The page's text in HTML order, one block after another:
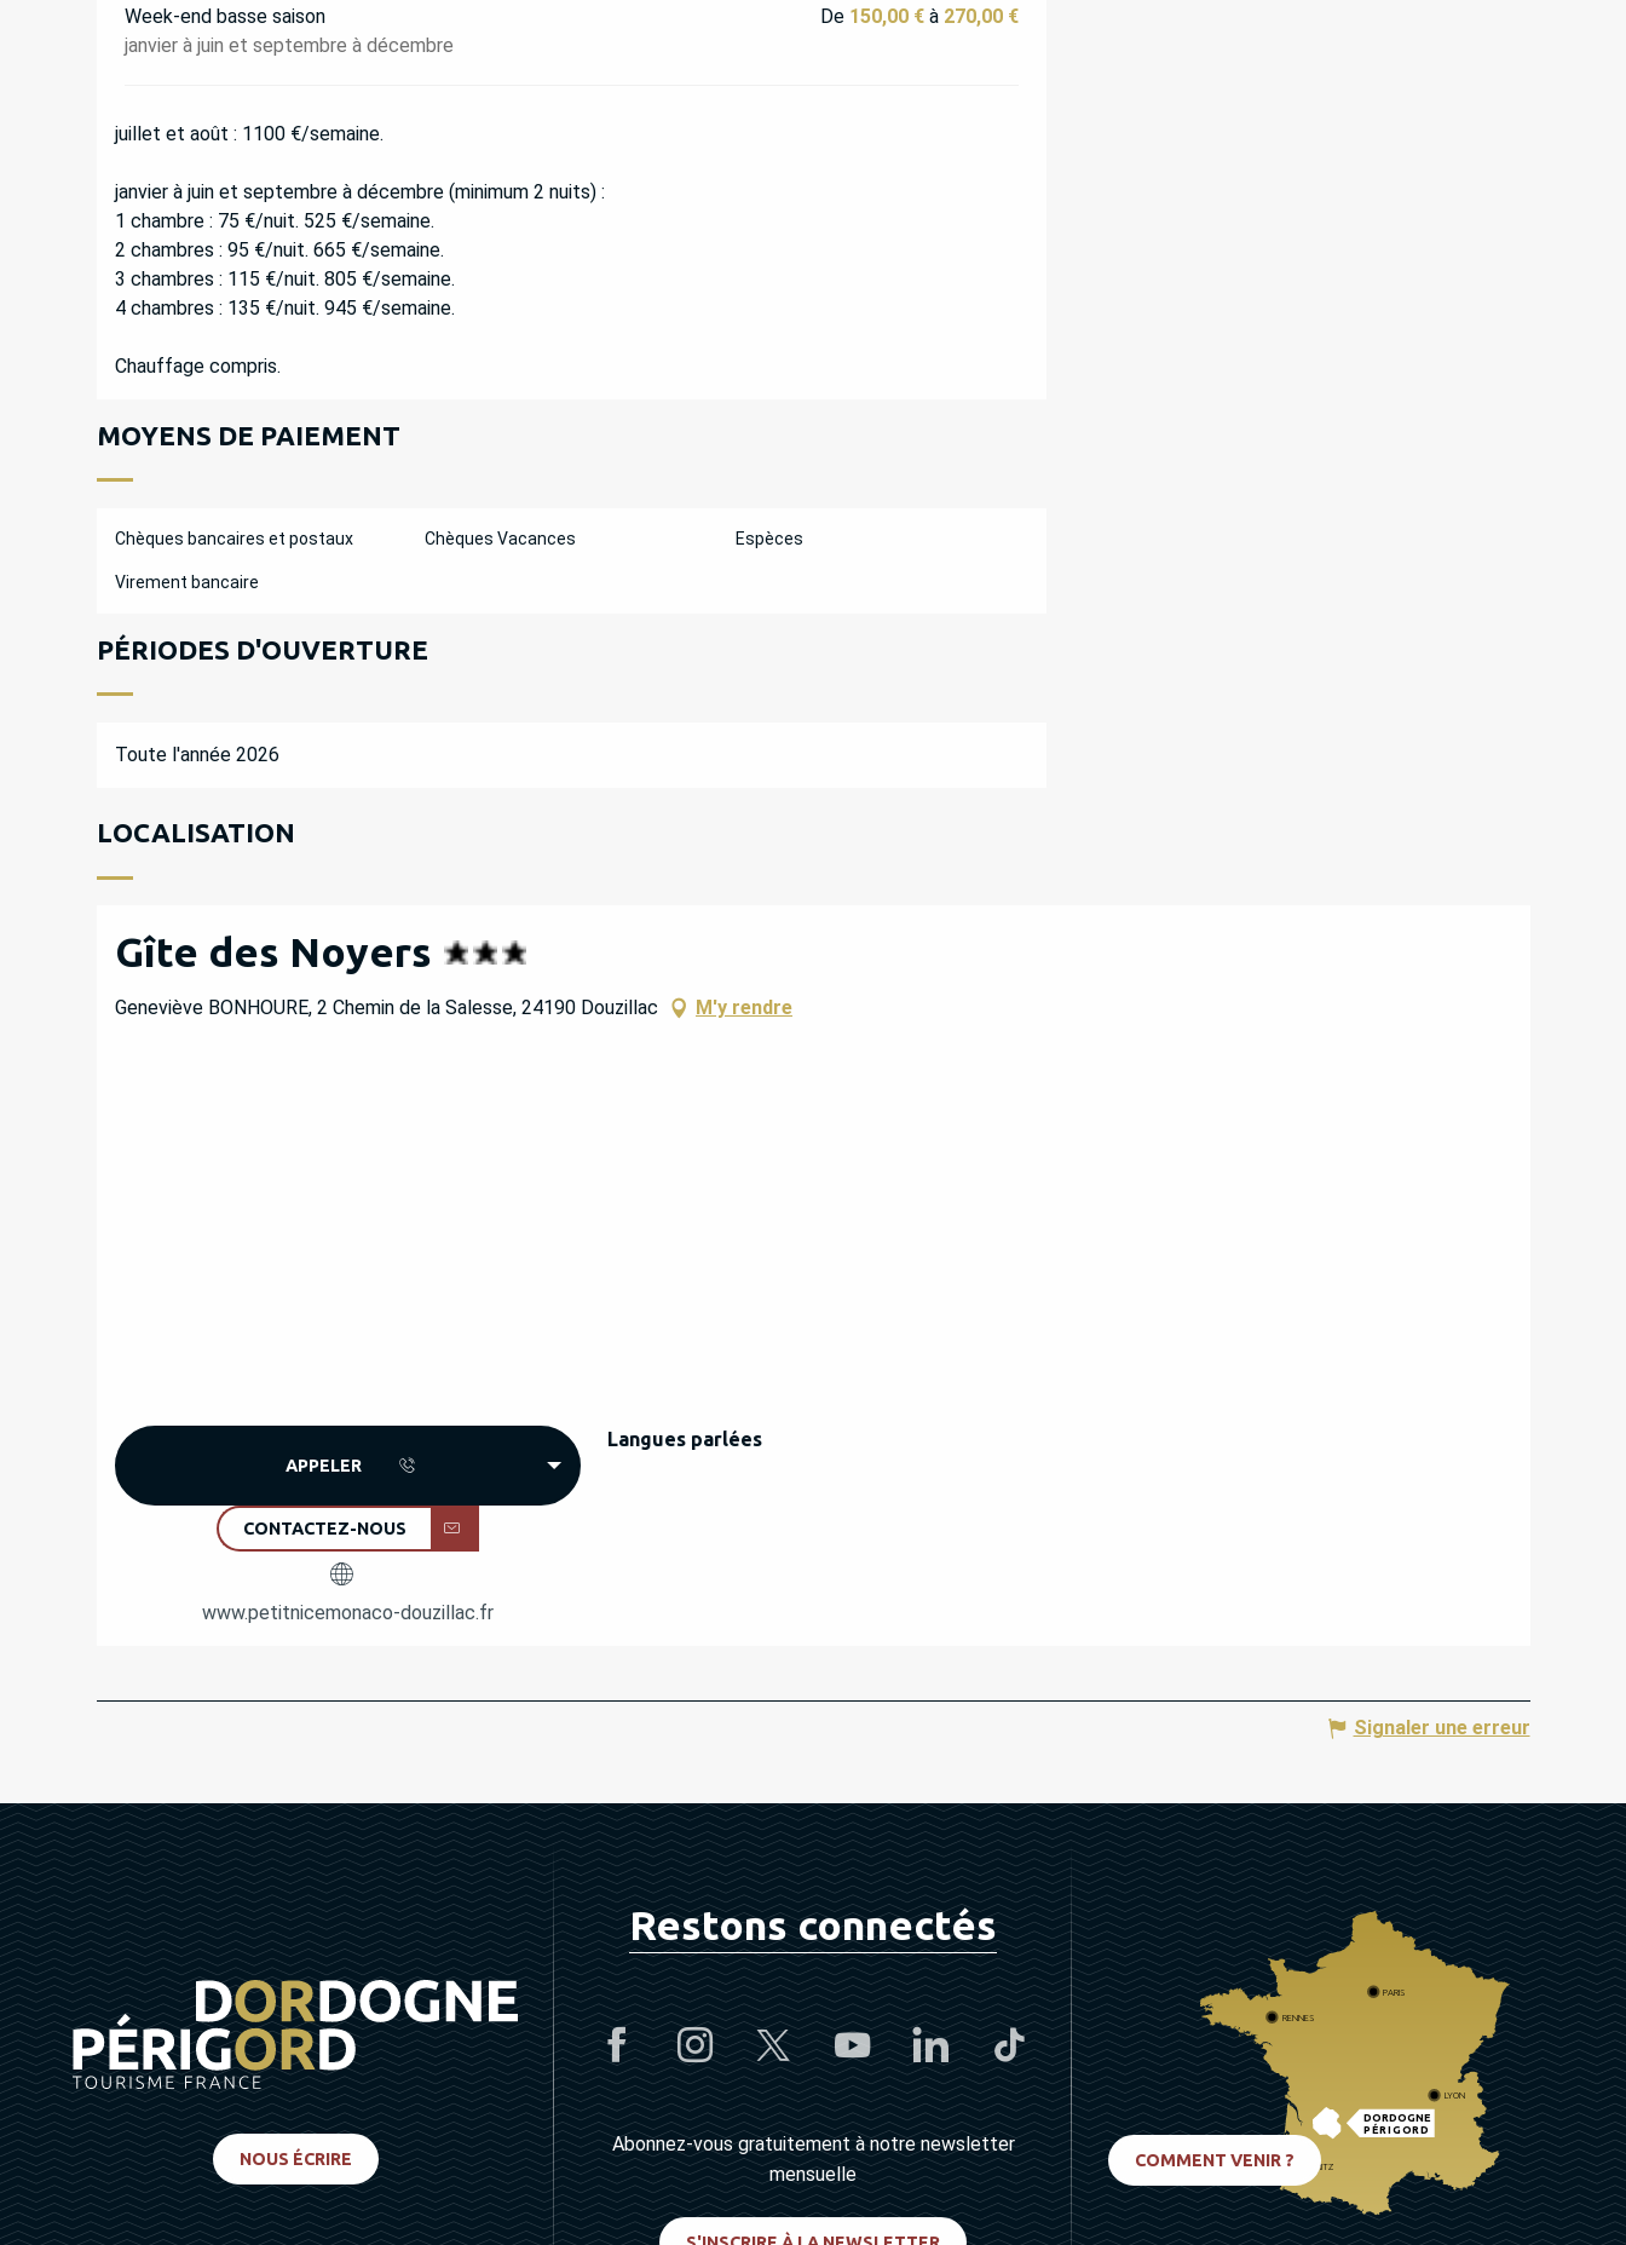
Week-end basse saison
janvier à juin et septembre à décembre
De 150,00 €à 270,00 €
juillet et août : 1100 €/semaine.
janvier à juin et septembre à décembre (minimum 2 nuits) :
1 chambre : 75 €/nuit. 525 €/semaine.
2 chambres : 95 €/nuit. 665 €/semaine.
3 chambres : 115 €/nuit. 805 €/semaine.
4 chambres : 135 €/nuit. 945 €/semaine.
Chauffage compris.
MOYENS DE PAIEMENT
Chèques bancaires et postaux Chèques Vacances Espèces
Virement bancaire
PÉRIODES D'OUVERTURE
Toute l'année 2026
LOCALISATION
Gîte des Noyers
Geneviève BONHOURE, 2 Chemin de la Salesse, 24190 Douzillac M'y rendre
APPELER
CONTACTEZ-NOUS
www.petitnicemonaco-douzillac.fr
Langues parlées
Langues parlées
Signaler une erreur
NOUS ÉCRIRE
Restons connectés
Abonnez-vous gratuitement à notre newsletter
mensuelle
DORDOGNE
PÉRIGORD
PARIS
RENNES
LYON
BIARRITZ
COMMENT VENIR ?